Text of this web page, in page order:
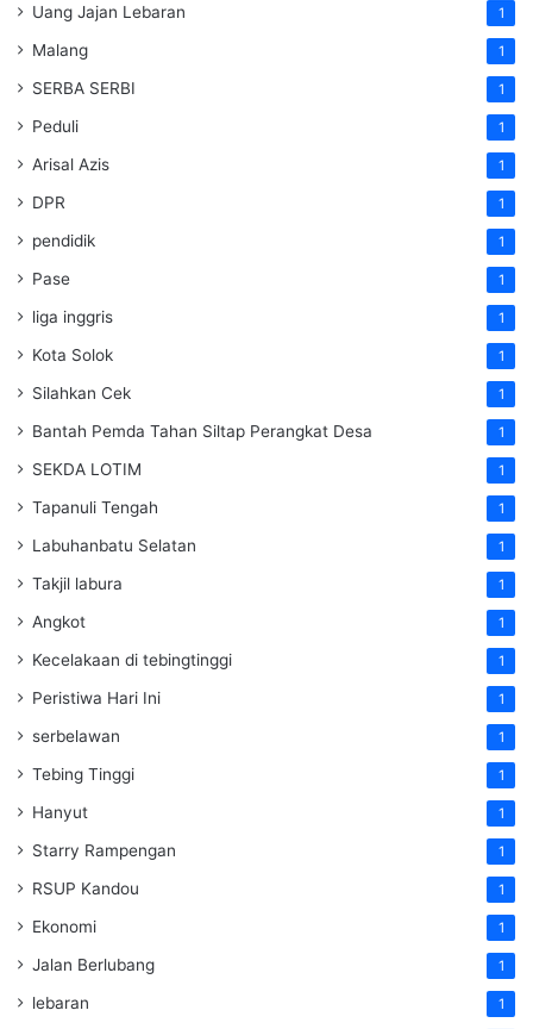
Uang Jajan Lebaran 1
Malang 1
SERBA SERBI 1
Peduli 1
Arisal Azis 1
DPR 1
pendidik 1
Pase 1
liga inggris 1
Kota Solok 1
Silahkan Cek 1
Bantah Pemda Tahan Siltap Perangkat Desa 1
SEKDA LOTIM 1
Tapanuli Tengah 1
Labuhanbatu Selatan 1
Takjil labura 1
Angkot 1
Kecelakaan di tebingtinggi 1
Peristiwa Hari Ini 1
serbelawan 1
Tebing Tinggi 1
Hanyut 1
Starry Rampengan 1
RSUP Kandou 1
Ekonomi 1
Jalan Berlubang 1
lebaran 1